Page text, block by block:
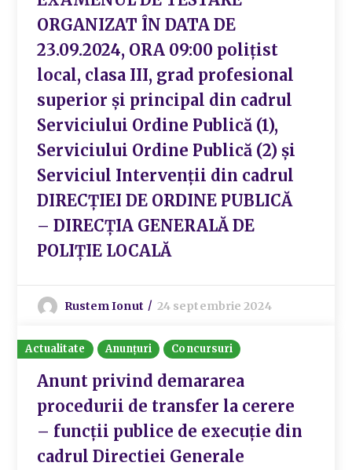
ORGANIZAT ÎN DATA DE
23.09.2024, ORA 09:00 polițist
local, clasa III, grad profesional
superior și principal din cadrul
Serviciului Ordine Publică (1),
Serviciului Ordine Publică (2) și
Serviciul Intervenții din cadrul
DIRECȚIEI DE ORDINE PUBLICĂ
– DIRECȚIA GENERALĂ DE
POLIȚIE LOCALĂ
Rustem Ionut 24 septembrie 2024
Actualitate Anunțuri Concursuri
Anunt privind demararea
procedurii de transfer la cerere
– funcţii publice de execuţie din
cadrul Directiei Generale